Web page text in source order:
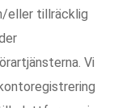
eller tillräcklig
Vi